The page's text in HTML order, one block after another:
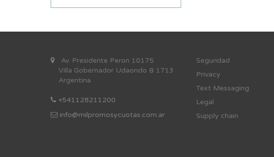
Av. Presidente Peron 10175
Villa Gobernador Udaondo B 1713
Argentina
+541128211200
info@milpromosycuotas.com.ar
Seguridad
Privacy
Text Messaging
Legal
Supply chain